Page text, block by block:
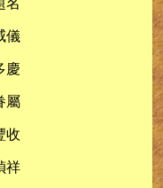
名
儀
慶
屬
收
祥